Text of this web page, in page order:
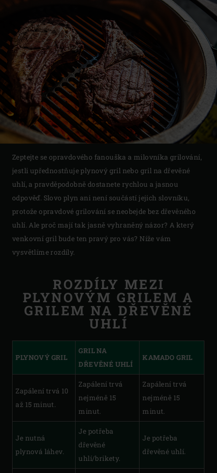
Zeptejte se opravdového fanouška a milovníka grilování,
jestli upřednostňuje plynový gril nebo gril na dřevěné
uhlí, a pravděpodobně dostanete rychlou a jasnou
odpověď. Slovo plyn ani není součástí jejich slovníku,
protože opravdové grilování se neobejde bez dřevěného
uhlí. Ale proč mají tak jasně vyhraněný názor? A který
venkovní gril bude ten pravý pro vás? Níže vám
vysvětlíme rozdíly.
ROZDÍLY MEZI
PLYNOVÝM GRILEM A
GRILEM NA DŘEVĚNÉ
UHLÍ
PLYNOVÝ GRIL
GRIL NA
DŘEVĚNÉ UHLÍ
KAMADO GRIL
Zapálení trvá 10
až 15 minut.
Zapálení trvá
nejméně 15
minut.
Zapálení trvá
nejméně 15
minut.
Je nutná
plynová láhev.
Je potřeba
dřevěné
uhlí/brikety.
Je potřeba
dřevěné uhlí.